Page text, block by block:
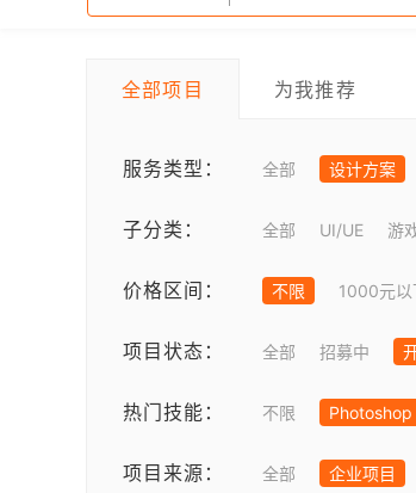
全部项目 为我推荐
服务类型： 全部 设计方案
子分类： 全部 UI/UE 游
价格区间： 不限 1000元以
项目状态： 全部 招募中
热门技能： 不限 Photoshop
项目来源： 全部 企业项目